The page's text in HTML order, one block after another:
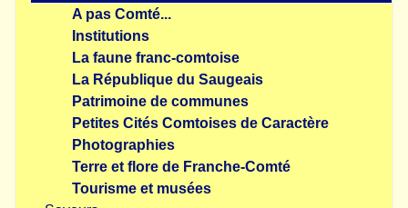
A pas Comté...
Institutions
La faune franc-comtoise
La République du Saugeais
Patrimoine de communes
Petites Cités Comtoises de Caractère
Photographies
Terre et flore de Franche-Comté
Tourisme et musées